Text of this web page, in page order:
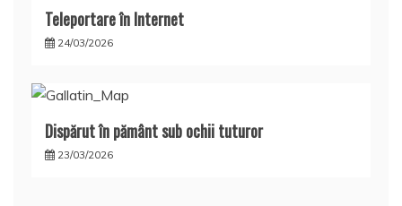
Teleportare în Internet
24/03/2026
Dispărut în pământ sub ochii tuturor
23/03/2026